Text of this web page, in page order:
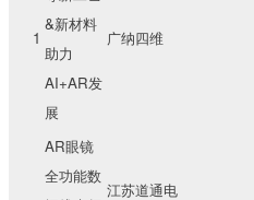
1
&新材料
助力
AI+AR发
展
广纳四维
AR眼镜
全功能数
江苏道通电